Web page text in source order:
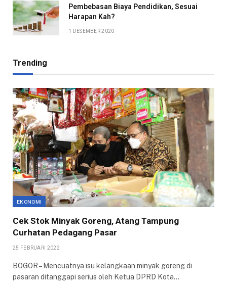
Pembebasan Biaya Pendidikan, Sesuai
Harapan Kah?
1 DESEMBER 2020
Trending
EKONOMI
Cek Stok Minyak Goreng, Atang Tampung
Curhatan Pedagang Pasar
25 FEBRUARI 2022
BOGOR – Mencuatnya isu kelangkaan minyak goreng di
pasaran ditanggapi serius oleh Ketua DPRD Kota…